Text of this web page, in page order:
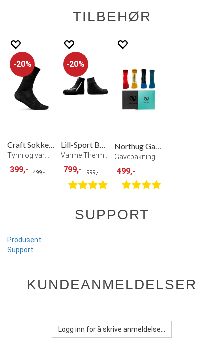
TILBEHØR
20%
Craft Sokker Core Wool Liner 2 Pack
399,- 499,-
20%
Lill-Sport Boot Cover Thermo Skotrekk
799,- 999,-
Northug Gavepakke Mosvikekspressen 4pk
499,-
SUPPORT
Produsent
Support
KUNDEANMELDELSER
Logg inn for å skrive anmeldelse...